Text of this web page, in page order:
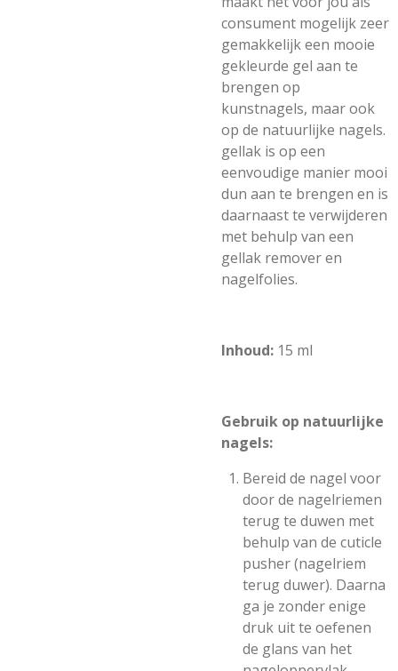
consument mogelijk zeer
gemakkelijk een mooie
gekleurde gel aan te
brengen op
kunstnagels, maar ook
op de natuurlijke nagels.
gellak is op een
eenvoudige manier mooi
dun aan te brengen en is
daarnaast te verwijderen
met behulp van een
gellak remover en
nagelfolies.
Inhoud: 15 ml
Gebruik op natuurlijke
nagels:
Bereid de nagel voor
door de nagelriemen
terug te duwen met
behulp van de cuticle
pusher (nagelriem
terug duwer). Daarna
ga je zonder enige
druk uit te oefenen
de glans van het